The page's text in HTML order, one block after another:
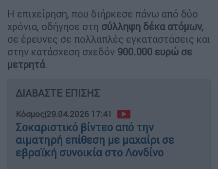
Η επιχείρηση, που διήρκεσε πάνω από δύο
χρόνια, οδήγησε στη σύλληψη δέκα ατόμων,
σε έρευνες σε πολλαπλές εγκαταστάσεις και
στην κατάσχεση σχεδόν 900.000 ευρώ σε
μετρητά.
ΔΙΑΒΑΣΤΕ ΕΠΙΣΗΣ
Κόσμος|29.04.2026 17:41
Σοκαριστικό βίντεο από την
αιματηρή επίθεση με μαχαίρι σε
εβραϊκή συνοικία στο Λονδίνο